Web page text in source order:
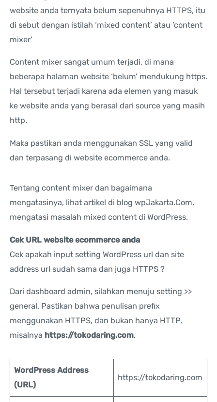
website anda ternyata belum sepenuhnya HTTPS, itu
di sebut dengan istilah ‘mixed content’ atau ‘content
mixer’
Content mixer sangat umum terjadi, di mana
beberapa halaman website ‘belum’ mendukung https.
Hal tersebut terjadi karena ada elemen yang masuk
ke website anda yang berasal dari source yang masih
http.
Maka pastikan anda menggunakan SSL yang valid
dan terpasang di website ecommerce anda.
Tentang content mixer dan bagaimana
mengatasinya, lihat artikel di blog wpJakarta.Com,
mengatasi masalah mixed content di WordPress.
Cek URL website ecommerce anda
Cek apakah input setting WordPress url dan site
address url sudah sama dan juga HTTPS ?
Dari dashboard admin, silahkan menuju setting >>
general. Pastikan bahwa penulisan prefix
menggunakan HTTPS, dan bukan hanya HTTP,
misalnya https://tokodaring.com.
WordPress Address
(URL)
https://tokodaring.com